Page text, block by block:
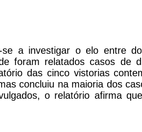
se a investigar o elo entre
foram relatados casos de
das cinco vistorias
concluiu na maioria dos
o relatório afirma